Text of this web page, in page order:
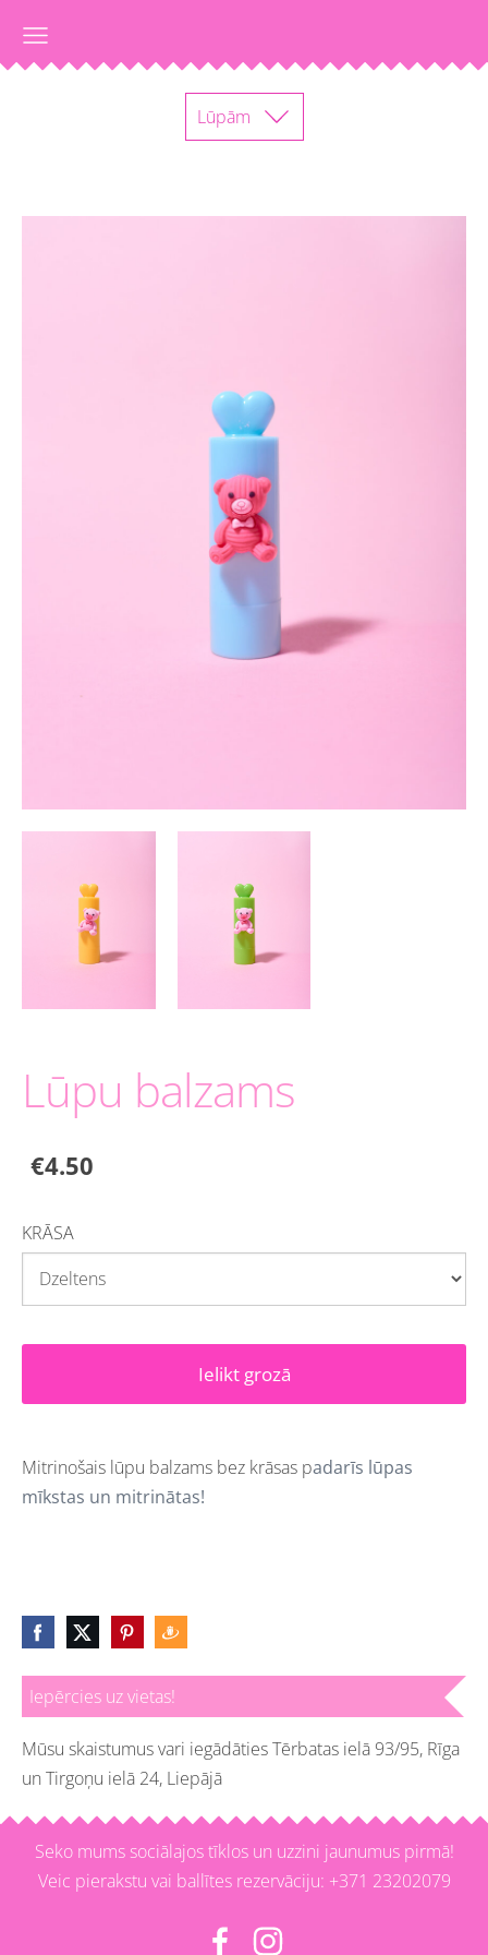
Lūpām
Iepērcies uz vietas!
Mūsu skaistumus vari iegādāties Tērbatas ielā 93/95, Rīga
un Tirgoņu ielā 24, Liepājā
Lūpu balzams
€4.50
KRĀSA
Ielikt grozā
Mitrinošais lūpu balzams bez krāsas padarīs lūpas
mīkstas un mitrinātas!
Seko mums sociālajos tīklos un uzzini jaunumus pirmā!
Veic pierakstu vai ballītes rezervāciju: +371 23202079